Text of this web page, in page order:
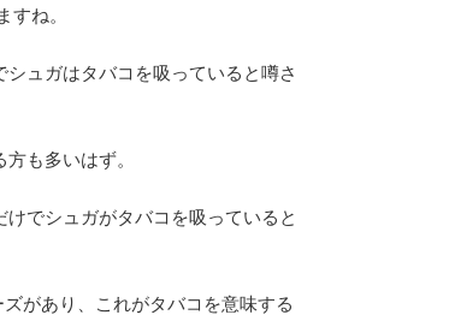
すね。
ュガはタバコを吸っていると噂さ
も多いはず。
でシュガがタバコを吸っていると
があり、これがタバコを意味する